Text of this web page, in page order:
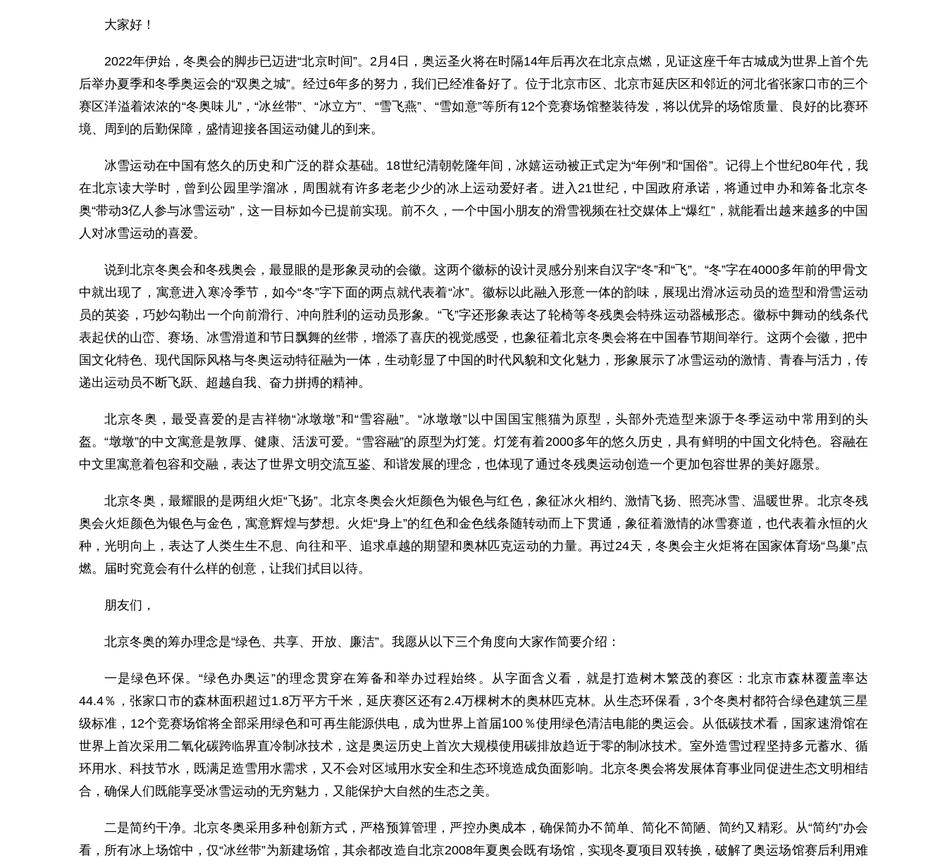
大家好！
2022年伊始，冬奥会的脚步已迈进“北京时间”。2月4日，奥运圣火将在时隔14年后再次在北京点燃，见证这座千年古城成为世界上首个先
后举办夏季和冬季奥运会的“双奥之城”。经过6年多的努力，我们已经准备好了。位于北京市区、北京市延庆区和邻近的河北省张家口市的三个
赛区洋溢着浓浓的“冬奥味儿”，“冰丝带”、“冰立方”、“雪飞燕”、“雪如意”等所有12个竞赛场馆整装待发，将以优异的场馆质量、良好的比赛环
境、周到的后勤保障，盛情迎接各国运动健儿的到来。
冰雪运动在中国有悠久的历史和广泛的群众基础。18世纪清朝乾隆年间，冰嬉运动被正式定为“年例”和“国俗”。记得上个世纪80年代，我
在北京读大学时，曾到公园里学溜冰，周围就有许多老老少少的冰上运动爱好者。进入21世纪，中国政府承诺，将通过申办和筹备北京冬
奥“带动3亿人参与冰雪运动”，这一目标如今已提前实现。前不久，一个中国小朋友的滑雪视频在社交媒体上“爆红”，就能看出越来越多的中国
人对冰雪运动的喜爱。
说到北京冬奥会和冬残奥会，最显眼的是形象灵动的会徽。这两个徽标的设计灵感分别来自汉字“冬”和“飞”。“冬”字在4000多年前的甲骨文
中就出现了，寓意进入寒冷季节，如今“冬”字下面的两点就代表着“冰”。徽标以此融入形意一体的韵味，展现出滑冰运动员的造型和滑雪运动
员的英姿，巧妙勾勒出一个向前滑行、冲向胜利的运动员形象。“飞”字还形象表达了轮椅等冬残奥会特殊运动器械形态。徽标中舞动的线条代
表起伏的山峦、赛场、冰雪滑道和节日飘舞的丝带，增添了喜庆的视觉感受，也象征着北京冬奥会将在中国春节期间举行。这两个会徽，把中
国文化特色、现代国际风格与冬奥运动特征融为一体，生动彰显了中国的时代风貌和文化魅力，形象展示了冰雪运动的激情、青春与活力，传
递出运动员不断飞跃、超越自我、奋力拼搏的精神。
北京冬奥，最受喜爱的是吉祥物“冰墩墩”和“雪容融”。“冰墩墩”以中国国宝熊猫为原型，头部外壳造型来源于冬季运动中常用到的头
盔。“墩墩”的中文寓意是敦厚、健康、活泼可爱。“雪容融”的原型为灯笼。灯笼有着2000多年的悠久历史，具有鲜明的中国文化特色。容融在
中文里寓意着包容和交融，表达了世界文明交流互鉴、和谐发展的理念，也体现了通过冬残奥运动创造一个更加包容世界的美好愿景。
北京冬奥，最耀眼的是两组火炬“飞扬”。北京冬奥会火炬颜色为银色与红色，象征冰火相约、激情飞扬、照亮冰雪、温暖世界。北京冬残
奥会火炬颜色为银色与金色，寓意辉煌与梦想。火炬“身上”的红色和金色线条随转动而上下贯通，象征着激情的冰雪赛道，也代表着永恒的火
种，光明向上，表达了人类生生不息、向往和平、追求卓越的期望和奥林匹克运动的力量。再过24天，冬奥会主火炬将在国家体育场“鸟巢”点
燃。届时究竟会有什么样的创意，让我们拭目以待。
朋友们，
北京冬奥的筹办理念是“绿色、共享、开放、廉洁”。我愿从以下三个角度向大家作简要介绍：
一是绿色环保。“绿色办奥运”的理念贯穿在筹备和举办过程始终。从字面含义看，就是打造树木繁茂的赛区：北京市森林覆盖率达
44.4％，张家口市的森林面积超过1.8万平方千米，延庆赛区还有2.4万棵树木的奥林匹克林。从生态环保看，3个冬奥村都符合绿色建筑三星
级标准，12个竞赛场馆将全部采用绿色和可再生能源供电，成为世界上首届100％使用绿色清洁电能的奥运会。从低碳技术看，国家速滑馆在
世界上首次采用二氧化碳跨临界直冷制冰技术，这是奥运历史上首次大规模使用碳排放趋近于零的制冰技术。室外造雪过程坚持多元蓄水、循
环用水、科技节水，既满足造雪用水需求，又不会对区域用水安全和生态环境造成负面影响。北京冬奥会将发展体育事业同促进生态文明相结
合，确保人们既能享受冰雪运动的无穷魅力，又能保护大自然的生态之美。
二是简约干净。北京冬奥采用多种创新方式，严格预算管理，严控办奥成本，确保简办不简单、简化不简陋、简约又精彩。从“简约”办会
看，所有冰上场馆中，仅“冰丝带”为新建场馆，其余都改造自北京2008年夏奥会既有场馆，实现冬夏项目双转换，破解了奥运场馆赛后利用难